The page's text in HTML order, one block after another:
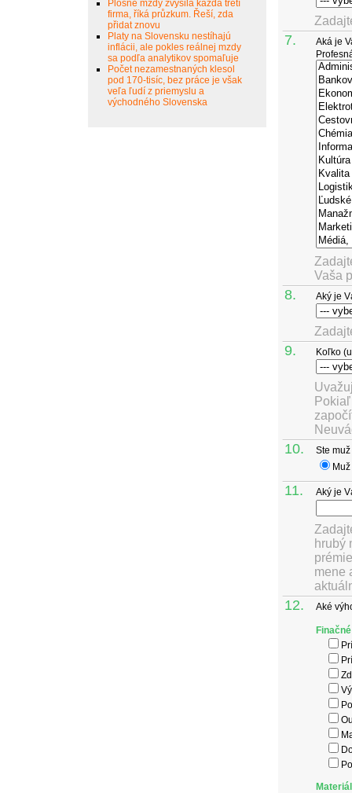
Plošně mzdy zvýšila každá třetí
firma, říká průzkum. Řeší, zda
přidat znovu
Platy na Slovensku nestíhajú
inflácii, ale pokles reálnej mzdy
sa podľa analytikov spomaľuje
Počet nezamestnaných klesol
pod 170-tisíc, bez práce je však
veľa ľudí z priemyslu a
východného Slovenska
7.
Aká je
Vaša
8. Aký je
9. Koľko
10.
Ste
Muž
11. Aký je
hrubý
mene
12. Aké